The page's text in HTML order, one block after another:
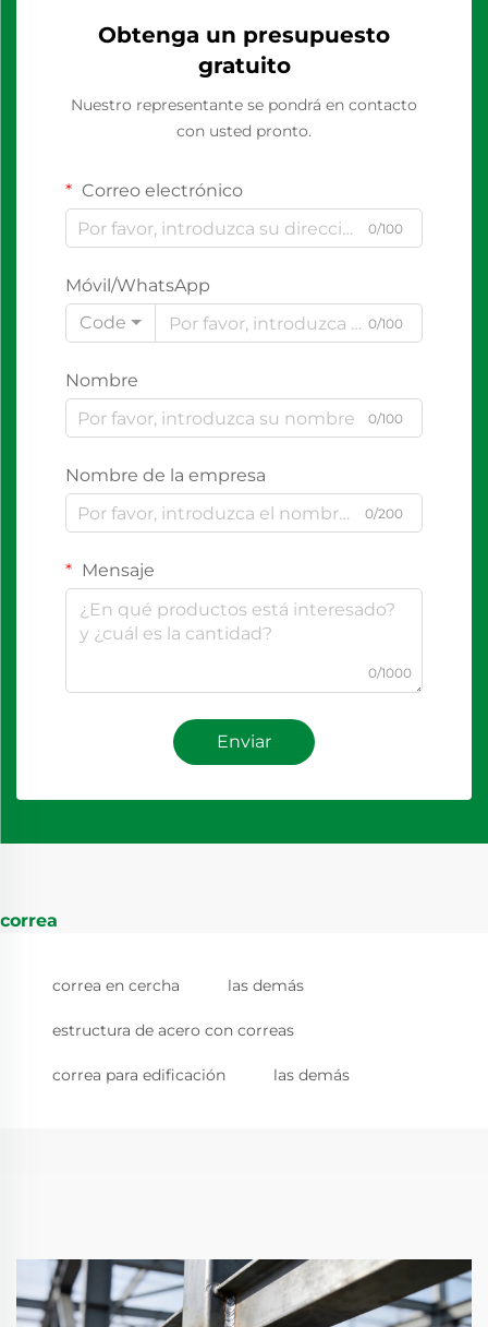
Obtenga un presupuesto
gratuito
Nuestro representante se pondrá en contacto
con usted pronto.
Correo electrónico
0/100
Móvil/WhatsApp
Code
0/100
Nombre
0/100
Nombre de la empresa
0/200
Mensaje
0/1000
Enviar
correa
correa en cercha las demás
estructura de acero con correas
correa para edificación las demás